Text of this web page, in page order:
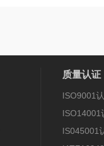
质量认证
ISO9001
ISO14001
IS045001